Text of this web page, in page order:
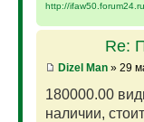
http://
Re:
Dizel Man» 29
180000.00
наличии,